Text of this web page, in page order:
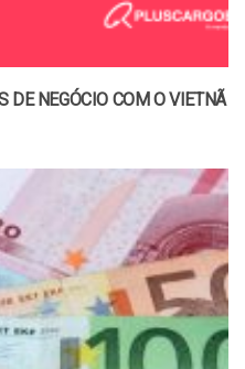
DE NEGÓCIO COM O VIETNÃ